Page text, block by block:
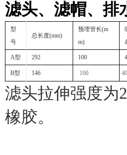
滤头、滤帽、排
型
号
总长度(mm)
预埋管长(m
m)
A型 292 100
B型 146 100 40
滤头拉伸强度为
橡胶。